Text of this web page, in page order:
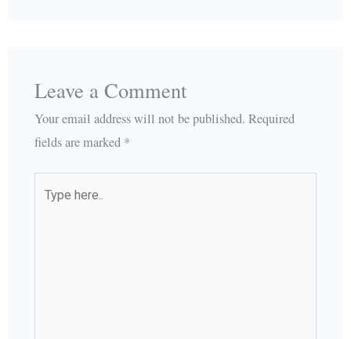
Leave a Comment
Your email address will not be published. Required
fields are marked *
here..